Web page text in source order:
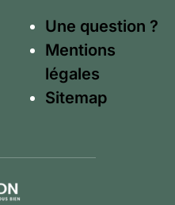
Une question ?
Mentions
légales
Sitemap